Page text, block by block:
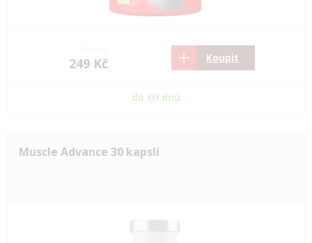
249 Kč Koupit
do tří dnů
Muscle Advance 30 kapslí